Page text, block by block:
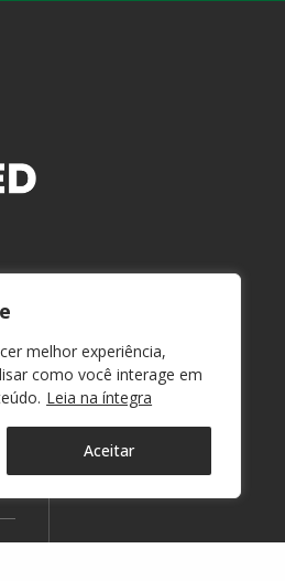
melhor experiência,
como você interage em
Leia na íntegra
Aceitar